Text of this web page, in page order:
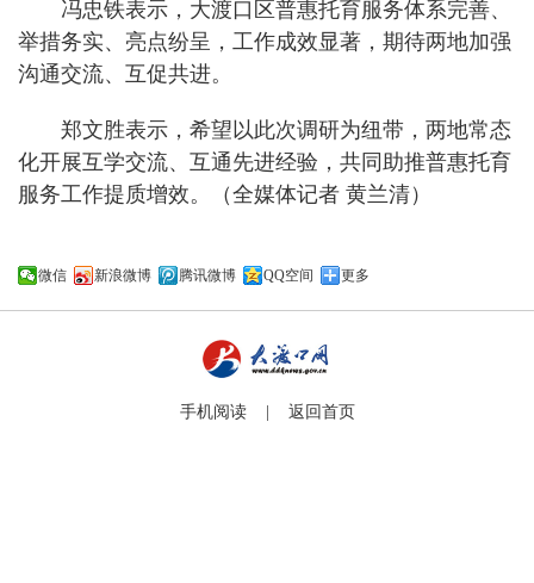
冯忠铁表示，大渡口区普惠托育服务体系完善、
举措务实、亮点纷呈，工作成效显著，期待两地加强
沟通交流、互促共进。
郑文胜表示，希望以此次调研为纽带，两地常态
化开展互学交流、互通先进经验，共同助推普惠托育
服务工作提质增效。（全媒体记者 黄兰清）
微信 新浪微博 腾讯微博 QQ空间 更多
手机阅读 | 返回首页